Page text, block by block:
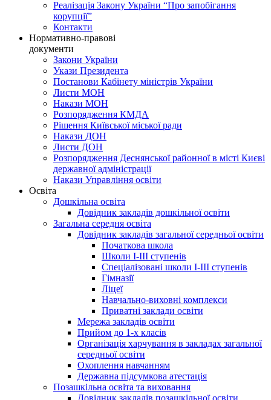
Реалізація Закону України “Про запобігання
корупції”
Контакти
Нормативно-правові
документи
Закони України
Укази Президента
Постанови Кабінету міністрів України
Листи МОН
Накази МОН
Розпорядження КМДА
Рішення Київської міської ради
Накази ДОН
Листи ДОН
Розпорядження Деснянської районної в місті Києві
державної адміністрації
Накази Управління освіти
Освіта
Дошкільна освіта
Довідник закладів дошкільної освіти
Загальна середня освіта
Довідник закладів загальної середньої освіти
Початкова школа
Школи І-ІІІ ступенів
Спеціалізовані школи І-ІІІ ступенів
Гімназії
Ліцеї
Навчально-виховні комплекси
Приватні заклади освіти
Мережа закладів освіти
Прийом до 1-х класів
Організація харчування в закладах загальної
середньої освіти
Охоплення навчанням
Державна підсумкова атестація
Позашкільна освіта та виховання
Довідник закладів позашкільної освіти